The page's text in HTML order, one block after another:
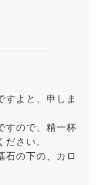
すよと、申しま
すので、精一杯
さい。
石の下の、カロ